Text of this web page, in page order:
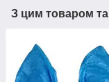
З цим товаром